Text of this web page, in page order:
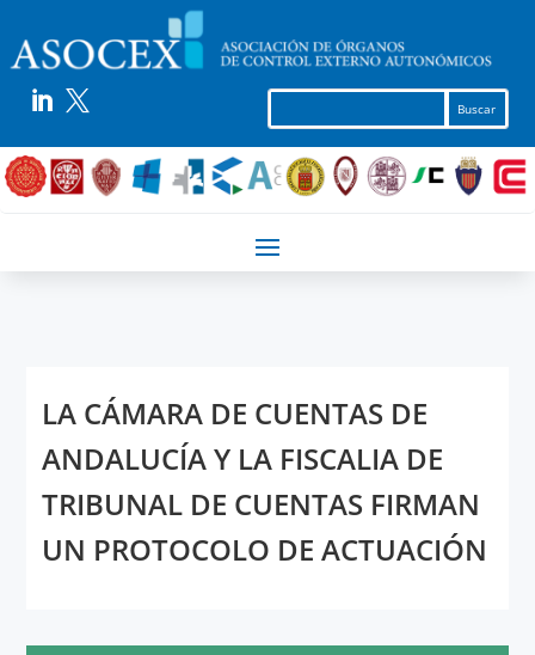
 
LA CÁMARA DE CUENTAS DE
ANDALUCÍA Y LA FISCALIA DE
TRIBUNAL DE CUENTAS FIRMAN
UN PROTOCOLO DE ACTUACIÓN